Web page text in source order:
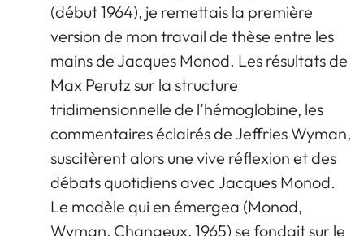
(début 1964), je remettais la première
version de mon travail de thèse entre les
mains de Jacques Monod. Les résultats de
Max Perutz sur la structure
tridimensionnelle de l’hémoglobine, les
commentaires éclairés de Jeffries Wyman,
suscitèrent alors une vive réflexion et des
débats quotidiens avec Jacques Monod.
Le modèle qui en émergea (Monod,
Wyman, Changeux, 1965) se fondait sur le